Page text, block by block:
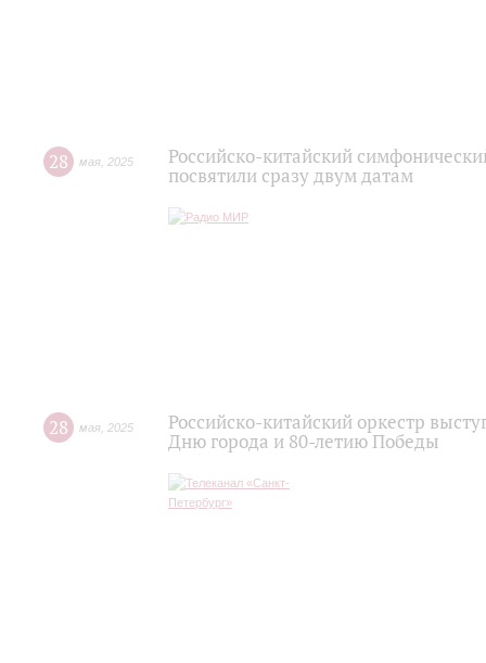
28 мая 2025
Российско-китайский
посвятили сразу двум датам
28 мая 2025
Российско-китайский оркестр
Дню города и 80-летию Победы